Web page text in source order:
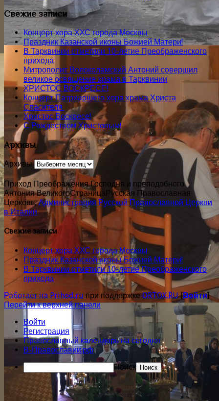
Свежие записи
Концерт хора ХХС города Москвы
Праздник Казанской иконы Божией Матери!
В Тарквинии отметили 10-летие Преображенского
прихода
Митрополит Волоколамский Антоний совершил
великое освящение храма в Тарквинии
ХРИСТОС ВОСКРЕСЕ!
Концерт Патриаршего хора храма Христа
Спасителя.
Христос Воскресе!
С Рождеством Христовым!
Архивы
Архивы
Приход Преображения Господня и преподобного
Антония ВеликогоСтраницаРусская Православная
Церковь,Администрация Русской Православной Церкви
в Италии
Свежие записи
Концерт хора ХХС города Москвы
Праздник Казанской иконы Божией Матери!
В Тарквинии отметили 10-летие Преображенского
прихода
Работает на Prihod.ru при поддержкеORTOX.RU[Войти]
Перейти к верхней панели
Войти
Регистрация
Православный календарь на сегодня
В-Православии.рф
Поиск